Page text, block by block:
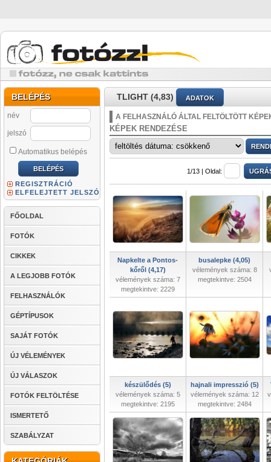
BELÉPÉS
név
jelszó
Automatikus belépés
REGISZTRÁCIÓ
ELFELEJTETT JELSZÓ
FŐOLDAL
FOTÓK
CIKKEK
A LEGJOBB FOTÓK
FELHASZNÁLÓK
GÉPTÍPUSOK
SAJÁT FOTÓK
ÚJ VÉLEMÉNYEK
ÚJ VÁLASZOK
FOTÓK FELTÖLTÉSE
ISMERTETŐ
SZABÁLYZAT
TLIGHT (4,83) ADATOK
A FELHASZNÁLÓ ÁLTAL FELTÖLTÖTT
KÉPEK RENDEZÉSE
1/13 | Oldal:
Napkelte a Pontos-
kőről (4,17)
vélemények száma: 7
megtekintve: 2229
busalepke (4,05)
vélemények száma: 8
megtekintve: 2504
készülődés (5)
vélemények száma: 5
megtekintve: 2195
hajnali impresszió (5)
vélemények száma: 12
megtekintve: 2484